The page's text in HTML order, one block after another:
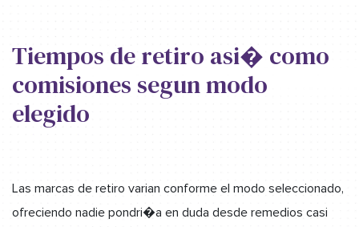
Tiempos de retiro asi� como
comisiones segun modo
elegido
Las marcas de retiro varian conforme el modo seleccionado,
ofreciendo nadie pondri�a en duda desde remedios casi